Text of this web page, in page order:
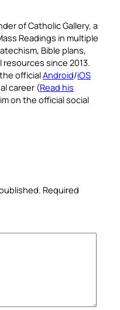
of Catholic Gallery, a
Readings in multiple
Bible plans,
since 2013.
officialAndroid/iOS
career (Read his
on the official social
Required